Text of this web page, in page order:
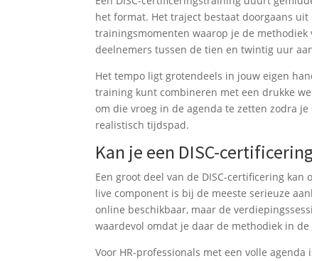
het format. Het traject bestaat doorgaans
trainingsmomenten waarop je de
deelnemers tussen de tien en twintig uur
Het tempo ligt grotendeels in jouw eigen
training kunt combineren met een drukke
om die vroeg in de agenda te zetten zodra
realistisch tijdspad.
Kan je een DISC-
Een groot deel van de DISC-certificering
live component is bij de meeste serieuze
online beschikbaar, maar de
waardevol omdat je daar de methodiek in
Voor HR-professionals met een volle